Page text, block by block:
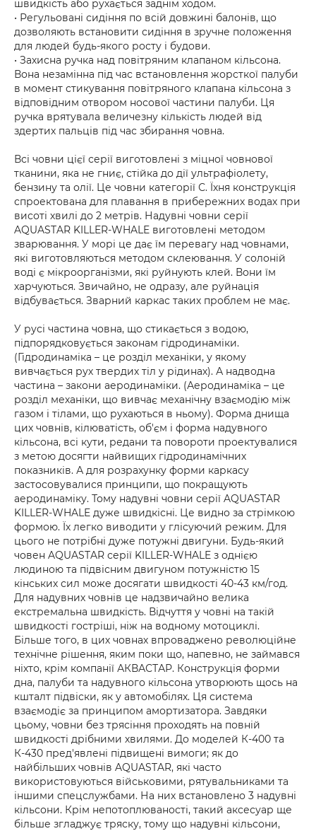
швидкість або рухається заднім ходом.
• Регульовані сидіння по всій довжині балонів, що
дозволяють встановити сидіння в зручне положення
для людей будь-якого росту і будови.
• Захисна ручка над повітряним клапаном кільсона.
Вона незамінна під час встановлення жорсткої палуби
в момент стикування повітряного клапана кільсона з
відповідним отвором носової частини палуби. Ця
ручка врятувала величезну кількість людей від
здертих пальців під час збирання човна.
Всі човни цієї серії виготовлені з міцної човнової
тканини, яка не гниє, стійка до дії ультрафіолету,
бензину та олії. Це човни категорії С. Їхня конструкція
спроектована для плавання в прибережних водах при
висоті хвилі до 2 метрів. Надувні човни серії
AQUASTAR KILLER-WHALE виготовлені методом
зварювання. У морі це дає їм перевагу над човнами,
які виготовляються методом склеювання. У солоній
воді є мікроорганізми, які руйнують клей. Вони їм
харчуються. Звичайно, не одразу, але руйнація
відбувається. Зварний каркас таких проблем не має.
У русі частина човна, що стикається з водою,
підпорядковується законам гідродинаміки.
(Гідродинаміка – це розділ механіки, у якому
вивчається рух твердих тіл у рідинах). А надводна
частина – закони аеродинаміки. (Аеродинаміка – це
розділ механіки, що вивчає механічну взаємодію між
газом і тілами, що рухаються в ньому). Форма днища
цих човнів, кілюватість, об'єм і форма надувного
кільсона, всі кути, редани та повороти проектувалися
з метою досягти найвищих гідродинамічних
показників. А для розрахунку форми каркасу
застосовувалися принципи, що покращують
аеродинаміку. Тому надувні човни серії AQUASTAR
KILLER-WHALE дуже швидкісні. Це видно за стрімкою
формою. Їх легко виводити у глісуючий режим. Для
цього не потрібні дуже потужні двигуни. Будь-який
човен AQUASTAR серії KILLER-WHALE з однією
людиною та підвісним двигуном потужністю 15
кінських сил може досягати швидкості 40-43 км/год.
Для надувних човнів це надзвичайно велика
екстремальна швидкість. Відчуття у човні на такій
швидкості гостріші, ніж на водному мотоциклі.
Більше того, в цих човнах впроваджено революційне
технічне рішення, яким поки що, напевно, не займався
ніхто, крім компанії АКВАСТАР. Конструкція форми
дна, палуби та надувного кільсона утворюють щось на
кшталт підвіски, як у автомобілях. Ця система
взаємодіє за принципом амортизатора. Завдяки
цьому, човни без трясіння проходять на повній
швидкості дрібними хвилями. До моделей К-400 та
К-430 пред'явлені підвищені вимоги; як до
найбільших човнів AQUASTAR, які часто
використовуються військовими, рятувальниками та
іншими спецслужбами. На них встановлено 3 надувні
кільсони. Крім непотоплюваності, такий аксесуар ще
більше згладжує тряску, тому що надувні кільсони,